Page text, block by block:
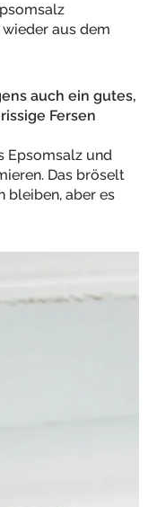
aus dem
auch ein gutes,
Fersen
Epsomsalz und
Das bröselt
bleiben, aber es